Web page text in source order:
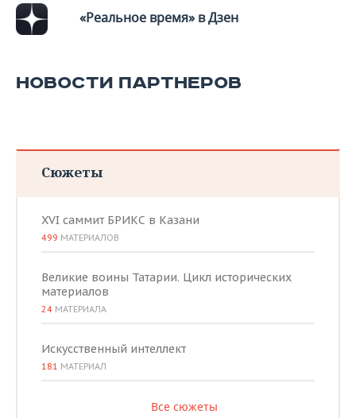
ХОККЕЙ С МЯЧОМ
ПРОИСШЕСТВИЯ«Реальное время» в Дзен
НОВОСТИ ПАРТНЕРОВ
Сюжеты
XVI саммит БРИКС в Казани
499 МАТЕРИАЛОВ
Великие воины Татарии. Цикл исторических
материалов
24 МАТЕРИАЛА
Искусственный интеллект
181 МАТЕРИАЛ
Все сюжеты